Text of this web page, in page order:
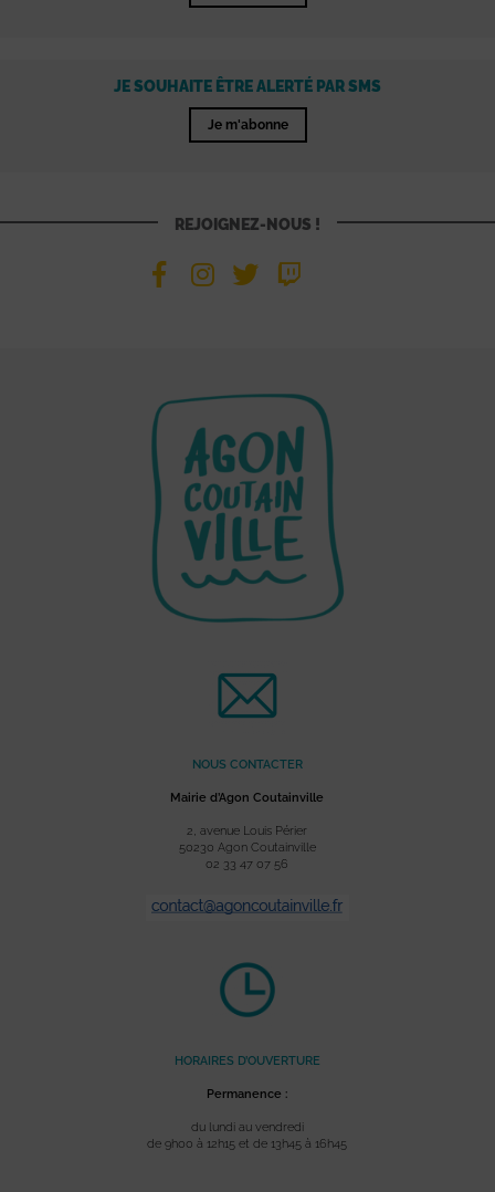
JE SOUHAITE ÊTRE ALERTÉ PAR SMS
Je m'abonne
REJOIGNEZ-NOUS !
NOUS CONTACTER
Mairie d’Agon Coutainville
2, avenue Louis Périer
50230 Agon Coutainville
02 33 47 07 56
HORAIRES D’OUVERTURE
Permanence :
du lundi au vendredi
de 9h00 à 12h15 et de 13h45 à 16h45